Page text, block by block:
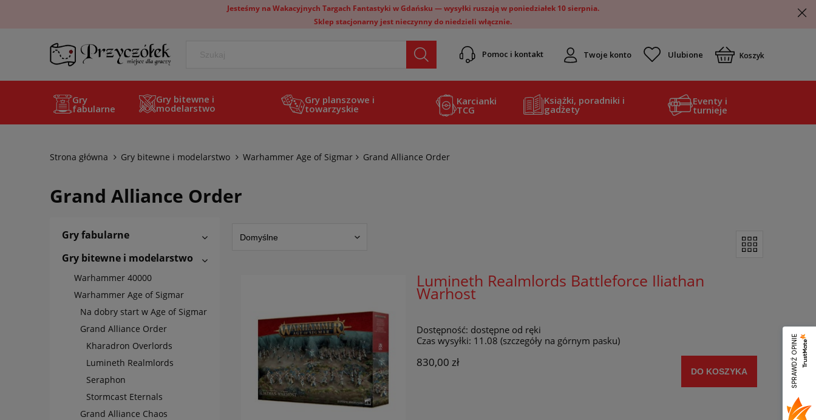
Jesteśmy na Wakacyjnych Targach Fantastyki w Gdańsku — wysyłki ruszają w poniedziałek 10 sierpnia.
Sklep stacjonarny jest nieczynny do niedzieli włącznie.
Pomoc i kontakt Twoje konto Koszyk
Gry
fabularne
Gry bitewne i
modelarstwo
Gry planszowe i
towarzyskie
Karcianki
TCG
Książki, poradniki i
gadżety
Eventy i
turnieje
Strona główna Gry bitewne i modelarstwo Warhammer Age of Sigmar Grand Alliance Order
Grand Alliance Order
Gry fabularne
Gry bitewne i modelarstwo
Warhammer 40000
Warhammer Age of Sigmar
Na dobry start w Age of Sigmar
Grand Alliance Order
Kharadron Overlords
Lumineth Realmlords
Seraphon
Stormcast Eternals
Grand Alliance Chaos
Lumineth Realmlords Battleforce Iliathan
Warhost
Dostępność: dostępne od ręki
Czas wysyłki: 11.08 (szczegóły na górnym pasku)
830,00 zł
DO KOSZYKA SPRAWDŹ OPINIE